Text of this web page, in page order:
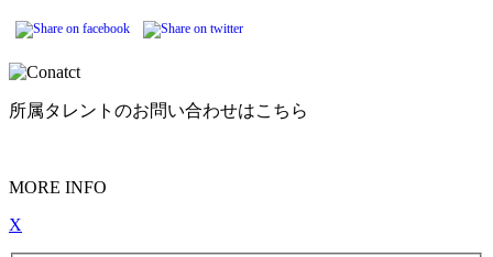
所属タレントのお問い合わせはこちら
MORE INFO
X